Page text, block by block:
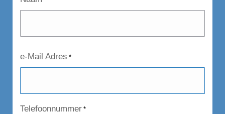
e-Mail Adres *
Telefoonnummer *